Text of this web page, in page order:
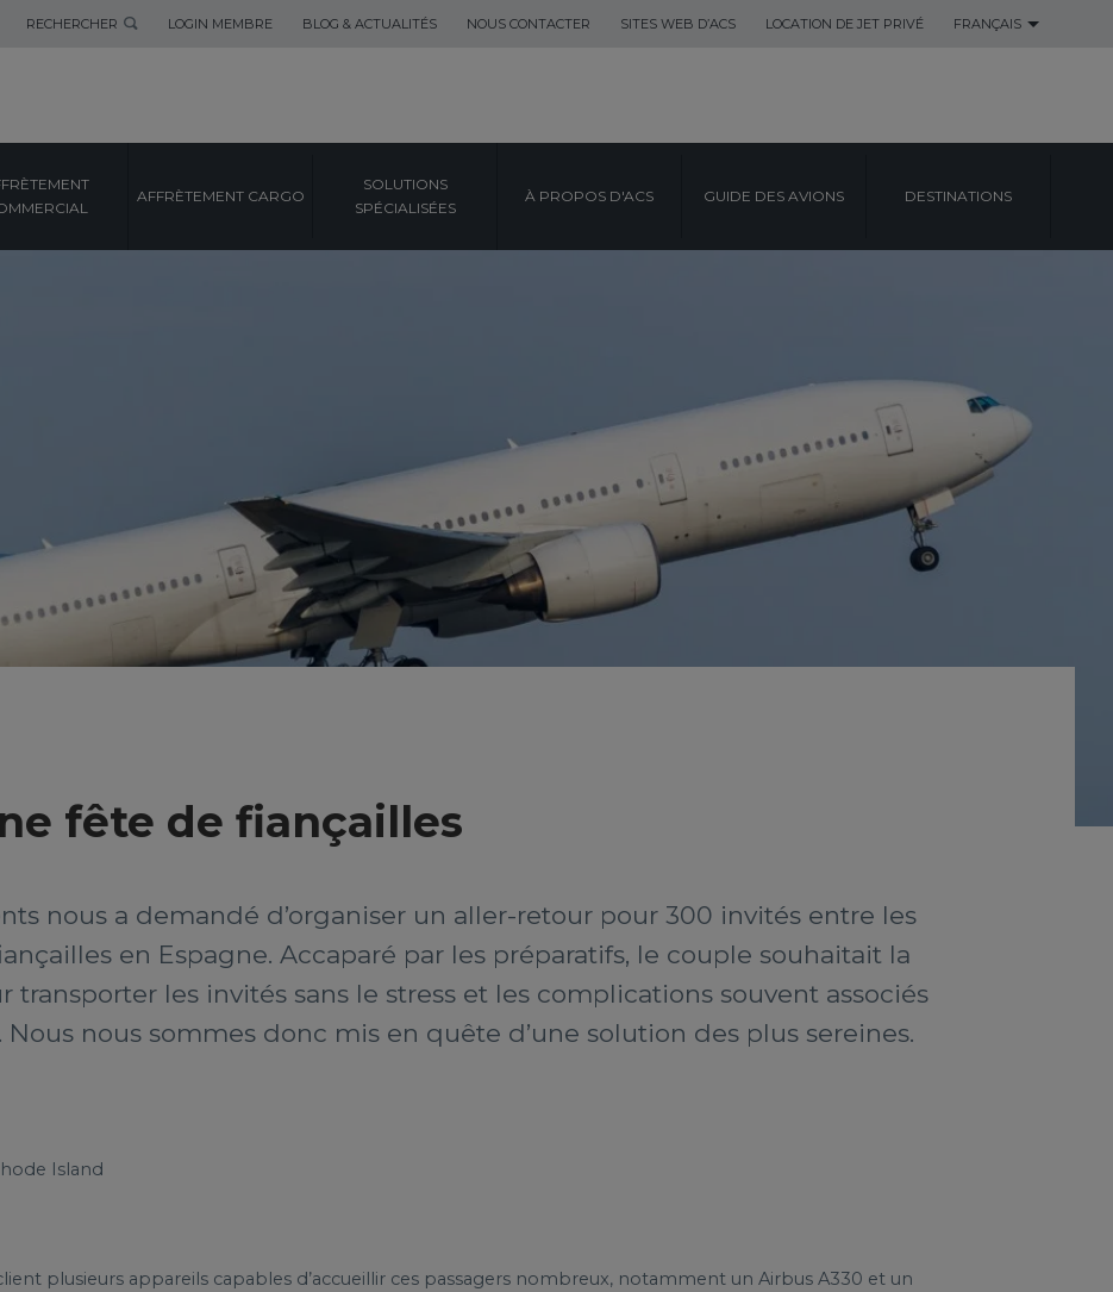
RECHERCHER LOGIN MEMBRE BLOG & ACTUALITÉS NOUS CONTACTER SITES WEB D’ACS LOCATION DE JET PRIVÉ FRANÇAIS
AFFRÈTEMENT CARGO
SOLUTIONS
SPÉCIALISÉES
À PROPOS D'ACS GUIDE DES AVIONS DESTINATIONS
fête de fiançailles
nous a demandé d’organiser un aller-retour pour 300 invités entre les
en Espagne. Accaparé par les préparatifs, le couple souhaitait la
transporter les invités sans le stress et les complications souvent associés
nous sommes donc mis en quête d’une solution des plus sereines.
Island
plusieurs appareils capables d’accueillir ces passagers nombreux, notamment un Airbus A330 et un